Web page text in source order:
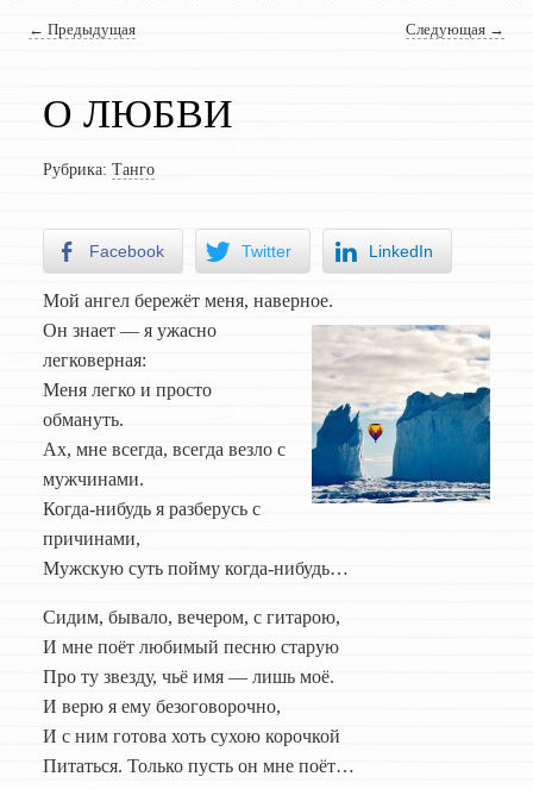
Навигация по записям
← Предыдущая Следующая →
О ЛЮБВИ
Рубрика: Танго
Facebook Twitter LinkedIn
Мой ангел бережёт меня, наверное.
Он знает — я ужасно
легковерная:
Меня легко и просто
обмануть.
Ах, мне всегда, всегда везло с
мужчинами.
Когда-нибудь я разберусь с
причинами,
Мужскую суть пойму когда-нибудь…
Сидим, бывало, вечером, с гитарою,
И мне поёт любимый песню старую
Про ту звезду, чьё имя — лишь моё.
И верю я ему безоговорочно,
И с ним готова хоть сухою корочкой
Питаться. Только пусть он мне поёт…